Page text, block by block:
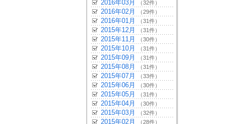
2016年03月 （32件）
2016年02月 （29件）
2016年01月 （31件）
2015年12月 （31件）
2015年11月 （30件）
2015年10月 （31件）
2015年09月 （31件）
2015年08月 （31件）
2015年07月 （33件）
2015年06月 （30件）
2015年05月 （31件）
2015年04月 （30件）
2015年03月 （32件）
2015年02月 （28件）